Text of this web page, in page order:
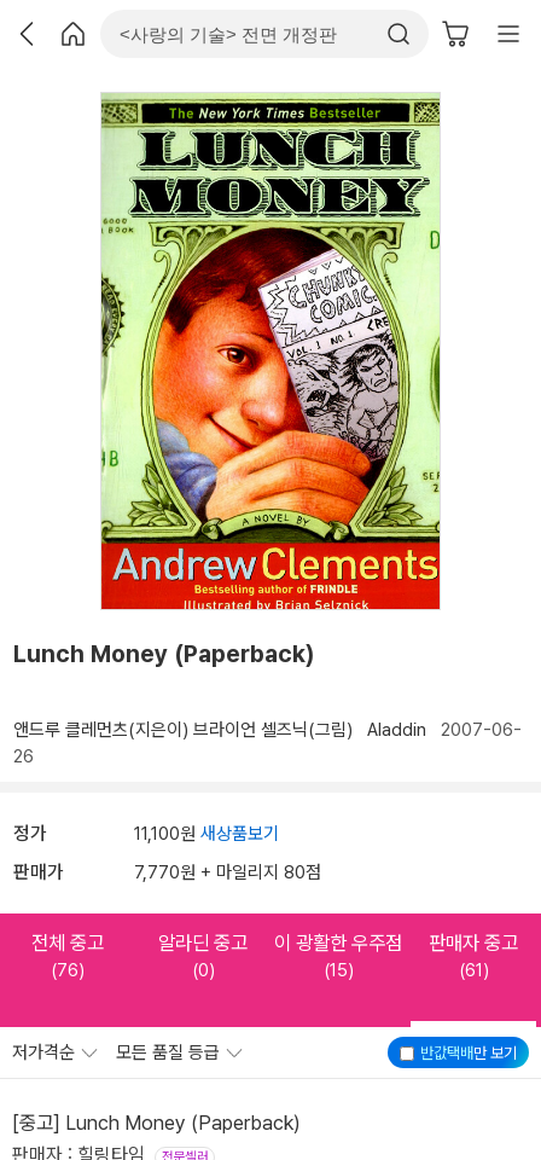
Lunch Money (Paperback)
앤드루 클레먼츠(지은이) 브라이언 셀즈닉(그림) Aladdin 2007-06-
26
정가 11,100원 새상품보기
판매가 7,770원 + 마일리지 80점
전체 중고
(76)
알라딘 중고
(0)
이 광활한 우주점
(15)
판매자 중고
(61)
반값택배만 보기
저가격순 모든 품질 등급
[중고] Lunch Money (Paperback)
판매자 : 힐링타임